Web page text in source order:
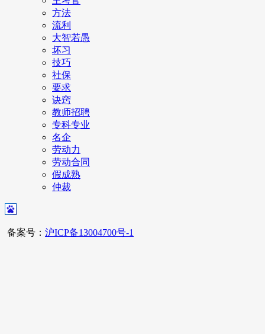
方法
流利
大智若愚
坏习
技巧
社保
要求
诀窍
教师招聘
专科专业
名企
劳动力
劳动合同
假成熟
仲裁
备案号： 沪ICP备13004700号-1